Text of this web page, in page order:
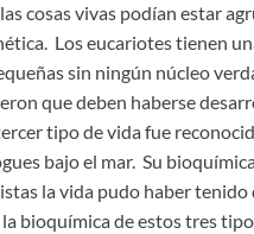
cosas vivas podían estar
Los eucariotes tienen
sin ningún núcleo
que deben haberse
tipo de vida fue
bajo el mar. Su
la vida pudo haber
bioquímica de estos tres